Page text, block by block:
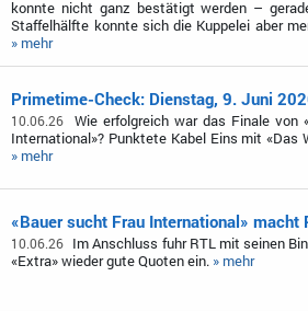
konnte nicht ganz bestätigt werden –
Staffelhälfte konnte sich die Kuppelei aber
» mehr
Primetime-Check: Dienstag, 9. Juni
10.06.26
Wie erfolgreich war das Finale von
International»? Punktete Kabel Eins mit «Das
» mehr
«Bauer sucht Frau International» macht
10.06.26 Im Anschluss fuhr RTL mit seinen
«Extra» wieder gute Quoten ein. » mehr